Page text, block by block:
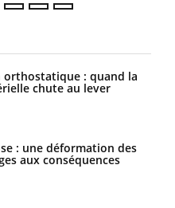
orthostatique : quand la
chute au lever
: une déformation des
aux conséquences